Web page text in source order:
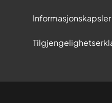
Informasjonskapsler